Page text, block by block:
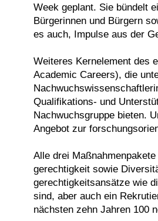
Week geplant. Sie bündelt
Bürgerinnen und Bürgern
es auch, Impulse aus der
Weiteres Kernelement des
Academic Careers), die
Qualifikations- und
Nachwuchsgruppe bieten.
Angebot zur
Alle drei
gerechtigkeit sowie
gerechtigkeitsansätze wie
sind, aber auch ein
nächsten zehn Jahren 100